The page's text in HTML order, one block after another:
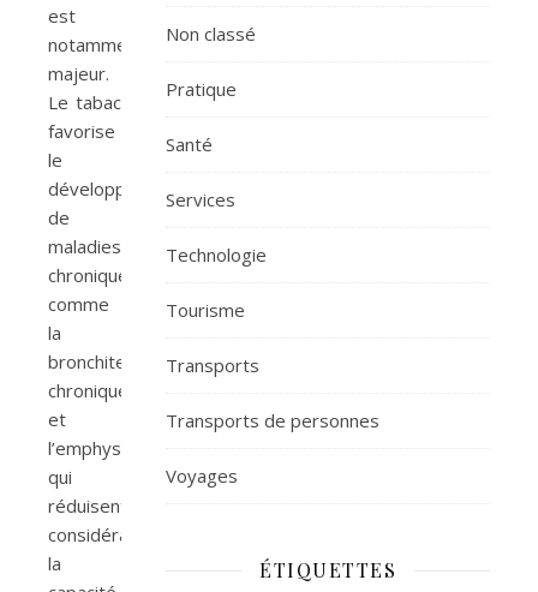
est
notamment
majeur.
Le tabac
favorise
le
développement
de
maladies
chroniques
comme
la
bronchite
chronique
et
l’emphysème,
qui
réduisent
considérablement
la
Non classé
Pratique
Santé
Services
Technologie
Tourisme
Transports
Transports de personnes
Voyages
ÉTIQUETTES